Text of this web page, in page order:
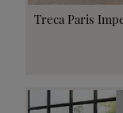
Treca Paris